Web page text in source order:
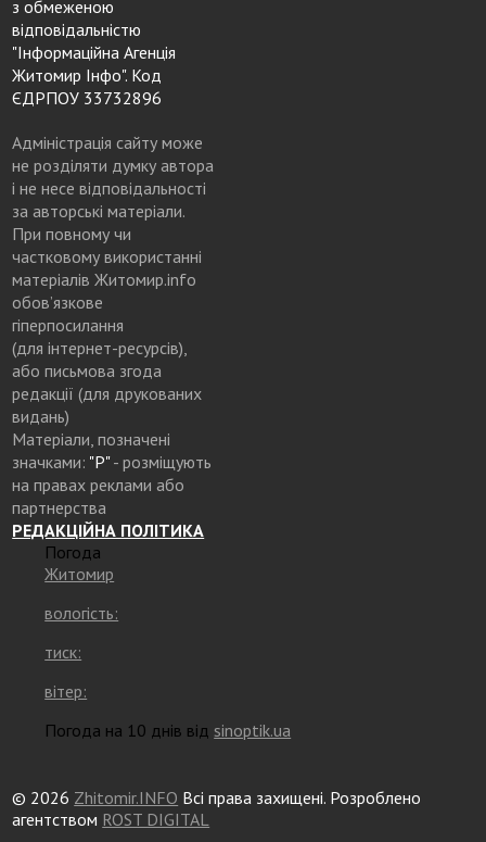
з обмеженою
відповідальністю
"Інформаційна Агенція
Житомир Інфо". Код
ЄДРПОУ 33732896
Адміністрація сайту може
не розділяти думку автора
і не несе відповідальності
за авторські матеріали.
При повному чи
частковому використанні
матеріалів Житомир.info
обов’язкове
гіперпосилання
(для інтернет-ресурсів),
або письмова згода
редакції (для друкованих
видань)
Матеріали, позначені
значками: "Р"- розміщують
на правах реклами або
партнерства
РЕДАКЦІЙНА ПОЛІТИКА
Погода
Житомир
вологість:
тиск:
вітер:
Погода на 10 днів від sinoptik.ua
© 2026 Zhitomir.INFO Всі права захищені. Розроблено
агентством ROST DIGITAL